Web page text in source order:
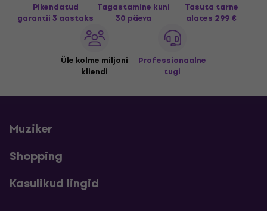
Pikendatud
garantii 3 aastaks
Tagastamine kuni
30 päeva
Tasuta tarne
alates 299 €
Üle kolme miljoni
kliendi
Professionaalne
tugi
Muziker
Shopping
Kasulikud lingid